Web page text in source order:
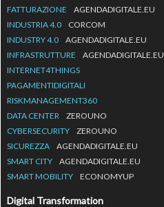
FATTURAZIONE
AGENDADIGITALE.EU
INDUSTRIA 4.0
CORCOM
INDUSTRY 4.0
AGENDADIGITALE.EU
INFRASTRUTTURE
AGENDADIGITALE.EU
INTERNET4THINGS
PAGAMENTIDIGITALI
RISKMANAGEMENT360
DATA CENTER
ZEROUNO
CYBERSECURITY
ZEROUNO
SICUREZZA
AGENDADIGITALE.EU
SMART CITY
AGENDADIGITALE.EU
SMART MOBILITY
ECONOMYUP
Digital Transformation